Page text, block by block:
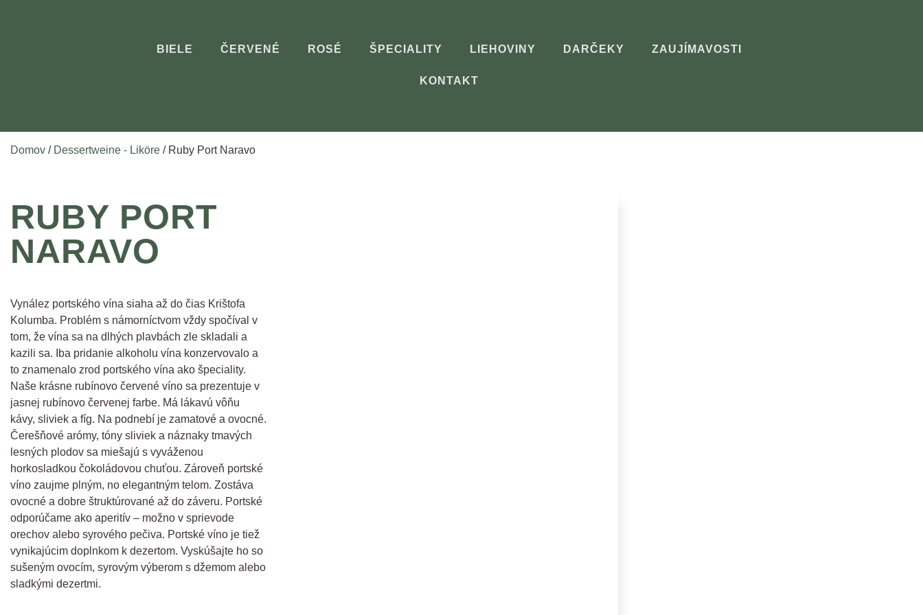
BIELE ČERVENÉ ROSÉ ŠPECIALITY LIEHOVINY DARČEKY ZAUJÍMAVOSTI
KONTAKT
Domov / Dessertweine - Liköre / Ruby Port Naravo
RUBY PORT
NARAVO
Vynález portského vína siaha až do čias Krištofa
Kolumba. Problém s námorníctvom vždy spočíval v
tom, že vína sa na dlhých plavbách zle skladali a
kazili sa. Iba pridanie alkoholu vína konzervovalo a
to znamenalo zrod portského vína ako špeciality.
Naše krásne rubínovo červené víno sa prezentuje v
jasnej rubínovo červenej farbe. Má lákavú vôňu
kávy, sliviek a fíg. Na podnebí je zamatové a ovocné.
Čerešňové arómy, tóny sliviek a náznaky tmavých
lesných plodov sa miešajú s vyváženou
horkosladkou čokoládovou chuťou. Zároveň portské
víno zaujme plným, no elegantným telom. Zostáva
ovocné a dobre štruktúrované až do záveru. Portské
odporúčame ako aperitív – možno v sprievode
orechov alebo syrového pečiva. Portské víno je tiež
vynikajúcim doplnkom k dezertom. Vyskúšajte ho so
sušeným ovocím, syrovým výberom s džemom alebo
sladkými dezertmi.